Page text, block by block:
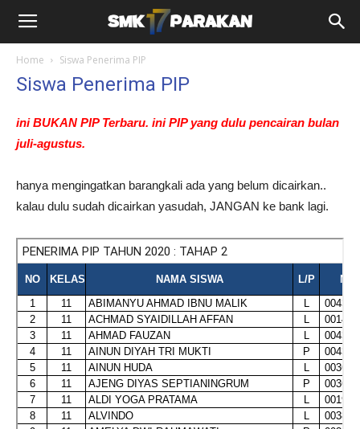
Home Siswa Penerima PIP
Siswa Penerima PIP
ini BUKAN PIP Terbaru. ini PIP yang dulu pencairan bulan
juli-agustus.
hanya mengingatkan barangkali ada yang belum dicairkan..
kalau dulu sudah dicairkan yasudah, JANGAN ke bank lagi.